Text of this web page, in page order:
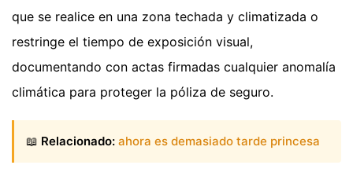
que se realice en una zona techada y climatizada o
restringe el tiempo de exposición visual,
documentando con actas firmadas cualquier anomalía
climática para proteger la póliza de seguro.
📖 Relacionado: ahora es demasiado tarde princesa